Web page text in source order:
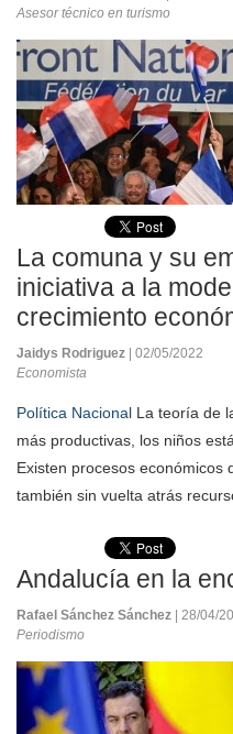
Asesor técnico en turismo
La comuna y su
iniciativa a la
crecimiento
Jaidys Rodriguez
| 02/05/2022
Economista
Política Nacional La teoría de
más productivas, los niños
Existen procesos económicos
también sin vuelta atrás
Andalucía en la
Rafael Sánchez Sánchez
| 28/04/
Periodismo